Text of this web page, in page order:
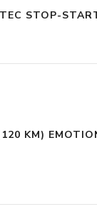
STOP-
KM)